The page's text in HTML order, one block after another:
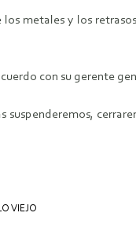
metales y los
con su gerente
VIEJO